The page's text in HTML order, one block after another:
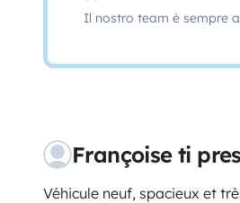
Il nostro team è sempre
Françoise ti
Véhicule neuf, spacieux et